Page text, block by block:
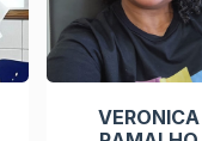
VERONICA